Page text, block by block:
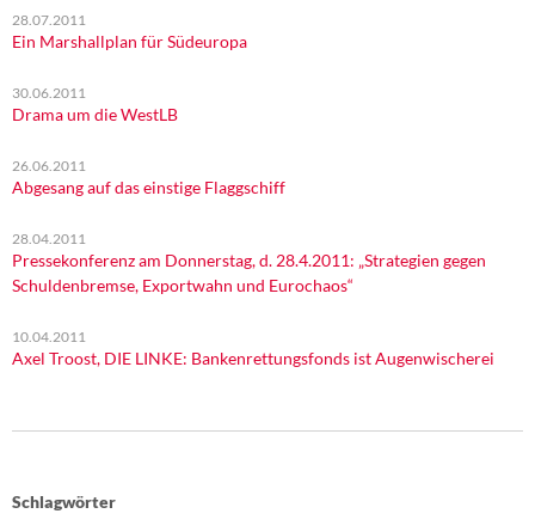
28.07.2011
Ein Marshallplan für Südeuropa
30.06.2011
Drama um die WestLB
26.06.2011
Abgesang auf das einstige Flaggschiff
28.04.2011
Pressekonferenz am Donnerstag, d. 28.4.2011: „Strategien gegen
Schuldenbremse, Exportwahn und Eurochaos“
10.04.2011
Axel Troost, DIE LINKE: Bankenrettungsfonds ist Augenwischerei
Schlagwörter